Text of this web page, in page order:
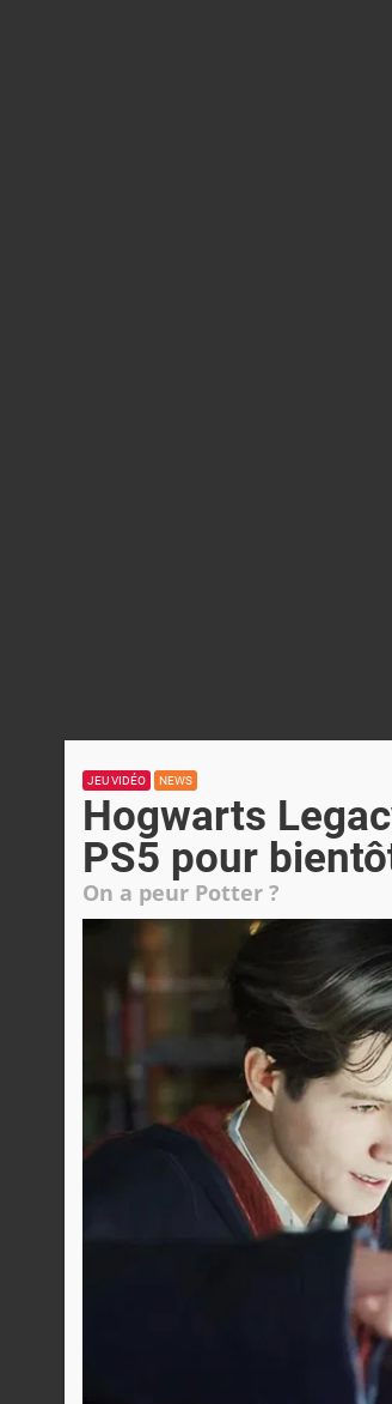
JEU VIDÉO NEWS
Hogwarts
PS5 pour
On a peur Potter ?